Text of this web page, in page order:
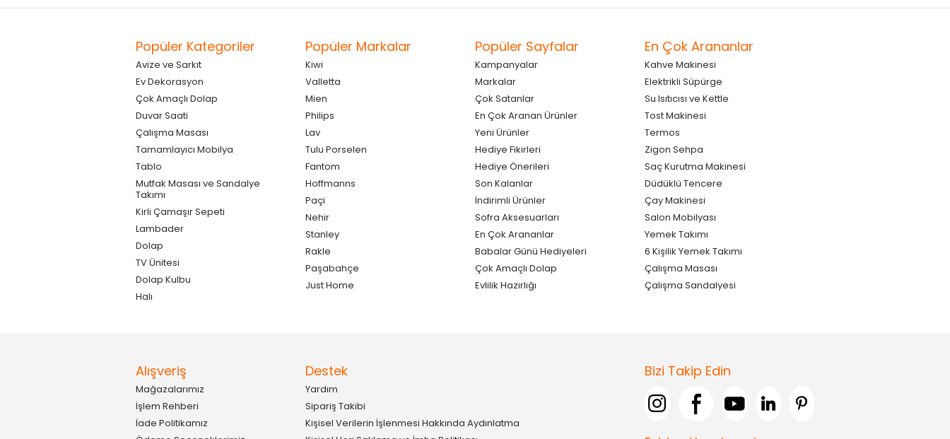
Popüler Kategoriler
Avize ve Sarkıt
Ev Dekorasyon
Çok Amaçlı Dolap
Duvar Saati
Çalışma Masası
Tamamlayıcı Mobilya
Tablo
Mutfak Masası ve Sandalye
Takımı
Kirli Çamaşır Sepeti
Lambader
Dolap
TV Ünitesi
Dolap Kulbu
Halı
Popüler Markalar
Kiwi
Valletta
Mien
Philips
Lav
Tulu Porselen
Fantom
Hoffmanns
Paçi
Nehir
Stanley
Rakle
Paşabahçe
Just Home
Popüler Sayfalar
Kampanyalar
Markalar
Çok Satanlar
En Çok Aranan Ürünler
Yeni Ürünler
Hediye Fikirleri
Hediye Önerileri
Son Kalanlar
İndirimli Ürünler
Sofra Aksesuarları
En Çok Arananlar
Babalar Günü Hediyeleri
Çok Amaçlı Dolap
Evlilik Hazırlığı
En Çok Arananlar
Kahve Makinesi
Elektrikli Süpürge
Su Isıtıcısı ve Kettle
Tost Makinesi
Termos
Zigon Sehpa
Saç Kurutma Makinesi
Düdüklü Tencere
Çay Makinesi
Salon Mobilyası
Yemek Takımı
6 Kişilik Yemek Takımı
Çalışma Masası
Çalışma Sandalyesi
Alışveriş
Mağazalarımız
İşlem Rehberi
İade Politikamız
Destek
Yardım
Sipariş Takibi
Kişisel Verilerin İşlenmesi Hakkında Aydınlatma
Bizi Takip Edin